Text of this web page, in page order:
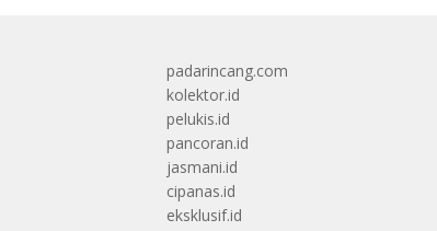
padarincang.com
kolektor.id
pelukis.id
pancoran.id
jasmani.id
cipanas.id
eksklusif.id